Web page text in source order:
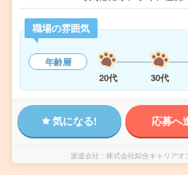
職場の雰囲気
年齢層
20代
30代
気になる! 応募へ
派遣会社 株式会社綜合キャリア